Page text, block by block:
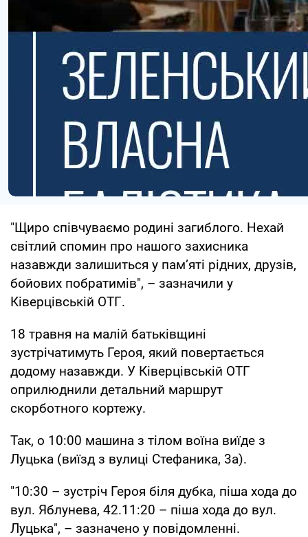
"Щиро співчуваємо родині загиблого. Нехай
світлий спомин про нашого захисника
назавжди залишиться у пам’яті рідних, друзів,
бойових побратимів", – зазначили у
Ківерцівській ОТГ.
18 травня на малій батьківщині
зустрічатимуть Героя, який повертається
додому назавжди. У Ківерцівській ОТГ
оприлюднили детальний маршрут
скорботного кортежу.
Так, о 10:00 машина з тілом воїна виїде з
Луцька (виїзд з вулиці Стефаника, 3а).
"10:30 – зустріч Героя біля дубка, піша хода до
вул. Яблунева, 42.11:20 – піша хода до вул.
Луцька", – зазначено у повідомленні.